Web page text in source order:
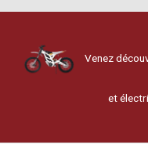
Venez
et